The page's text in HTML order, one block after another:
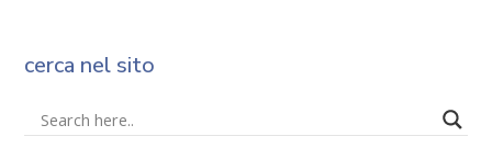
cerca nel sito